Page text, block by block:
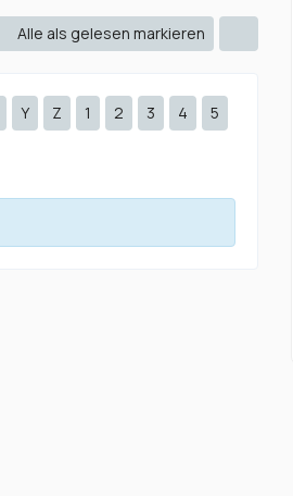
Alle als gelesen markieren
Y Z 1 2 3 4
5